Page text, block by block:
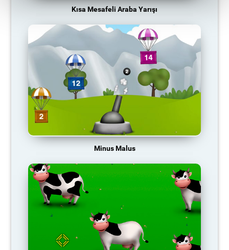
Kısa Mesafeli Araba Yarışı
Minus Malus